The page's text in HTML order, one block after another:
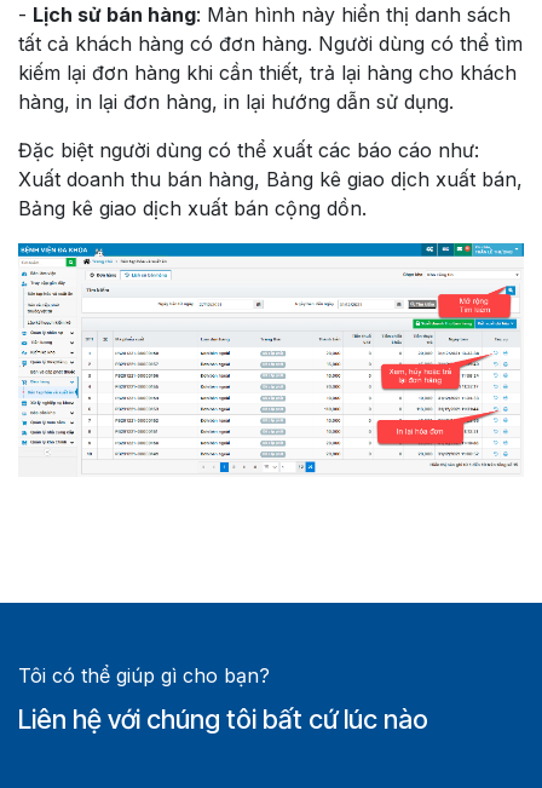
- Lịch sử bán hàng: Màn hình này hiển thị danh sách
tất cả khách hàng có đơn hàng. Người dùng có thể tìm
kiếm lại đơn hàng khi cần thiết, trả lại hàng cho khách
hàng, in lại đơn hàng, in lại hướng dẫn sử dụng.
Đặc biệt người dùng có thể xuất các báo cáo như:
Xuất doanh thu bán hàng, Bảng kê giao dịch xuất bán,
Bảng kê giao dịch xuất bán cộng dồn.
Tôi có thể giúp gì cho bạn?
Liên hệ với chúng tôi bất cứ lúc nào